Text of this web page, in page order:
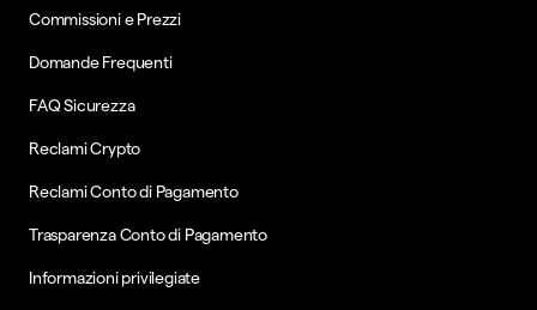
Commissioni e Prezzi
Domande Frequenti
FAQ Sicurezza
Reclami Crypto
Reclami Conto di Pagamento
Trasparenza Conto di Pagamento
Informazioni privilegiate